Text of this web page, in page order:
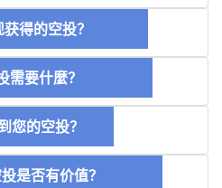
得的空投？
需要什麼？
您的空投？
是否有价值？